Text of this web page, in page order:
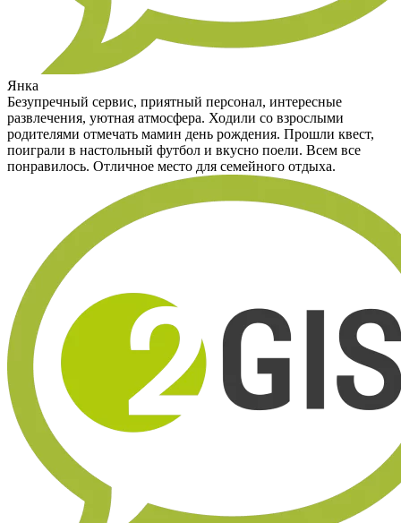
Янка
Безупречный сервис, приятный персонал, интересные
развлечения, уютная атмосфера. Ходили со взрослыми
родителями отмечать мамин день рождения. Прошли квест,
поиграли в настольный футбол и вкусно поели. Всем все
понравилось. Отличное место для семейного отдыха.